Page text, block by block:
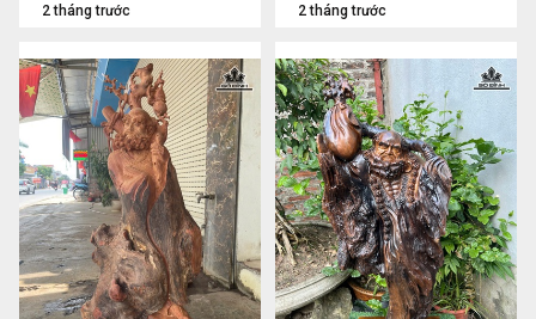
2 tháng trước 2 tháng trước